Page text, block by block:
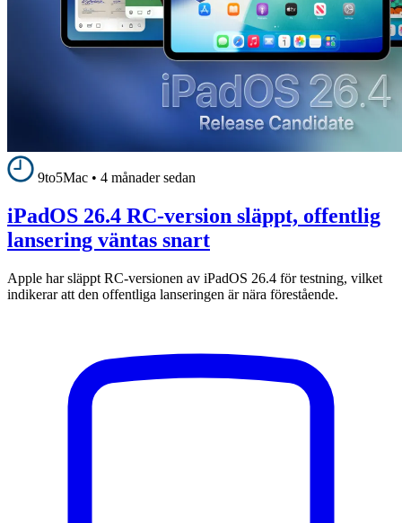
9to5Mac • 4 månader sedan
iPadOS 26.4 RC-version släppt, offentlig
lansering väntas snart
Apple har släppt RC-versionen av iPadOS 26.4 för testning, vilket
indikerar att den offentliga lanseringen är nära förestående.